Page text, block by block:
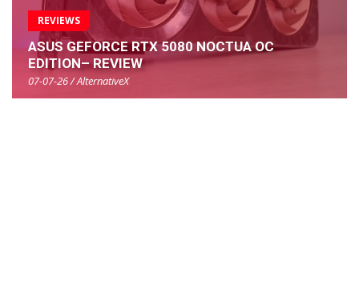
REVIEWS
ASUS GEFORCE RTX 5080 NOCTUA OC
EDITION– REVIEW
07-07-26 / AlternativeX